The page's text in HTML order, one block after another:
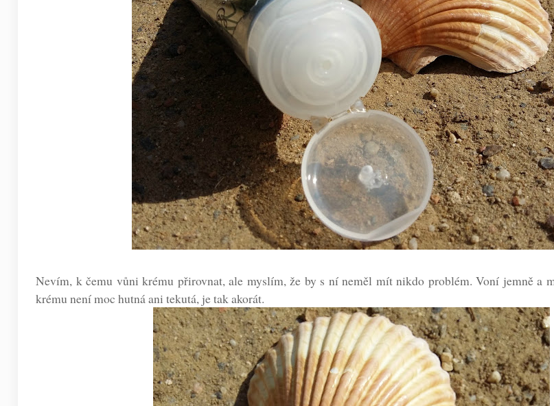
Nevím, k čemu vůni krému přirovnat, ale myslím, že by s ní neměl mít nikdo problém. Voní jemně a
krému není moc hutná ani tekutá, je tak akorát.